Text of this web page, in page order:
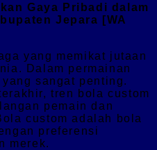
Gaya Pribadi dalam
Jepara [WA
yang memikat jutaan
Dalam permainan
sangat penting.
tren bola custom
pemain dan
custom adalah bola
preferensi
merek.